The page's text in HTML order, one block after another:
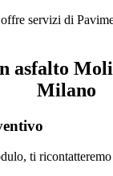
asfalto
Milano
ti